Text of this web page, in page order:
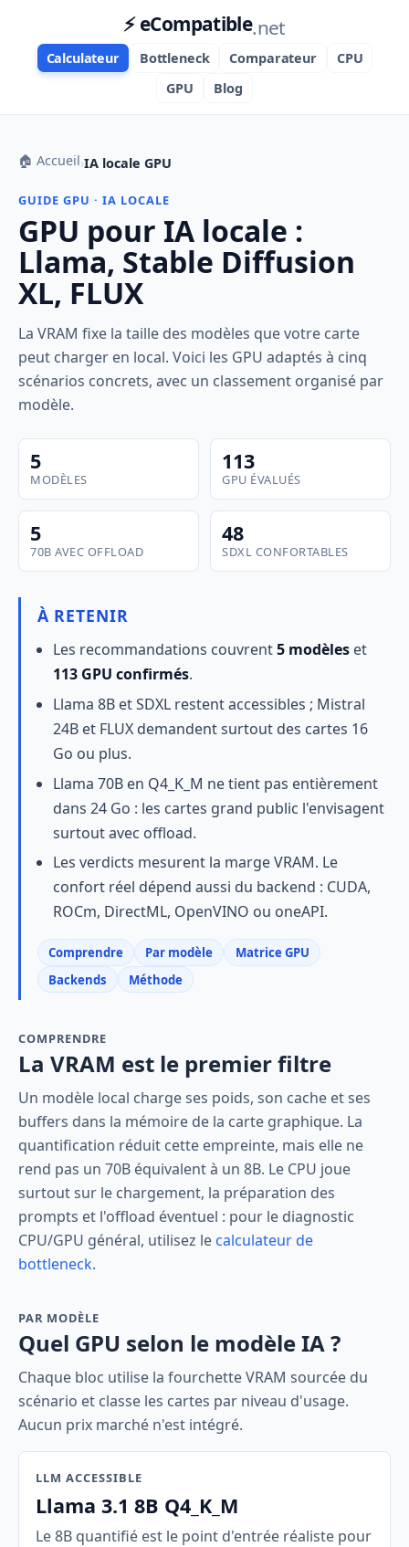
⚡ eCompatible.net
Calculateur Bottleneck Comparateur
CPU
GPU
Blog
🏠 Accueil›IA locale GPU
GUIDE GPU · IA LOCALE
GPU pour IA locale :
Llama, Stable Diffusion
XL, FLUX
La VRAM fixe la taille des modèles que votre carte
peut charger en local. Voici les GPU adaptés à cinq
scénarios concrets, avec un classement organisé par
modèle.
5
MODÈLES
113
GPU ÉVALUÉS
5
70B AVEC OFFLOAD
48
SDXL CONFORTABLES
À RETENIR
Les recommandations couvrent5 modèles et
113 GPU confirmés.
Llama 8B et SDXL restent accessibles ; Mistral
24B et FLUX demandent surtout des cartes 16
Go ou plus.
Llama 70B en Q4_K_M ne tient pas entièrement
dans 24 Go : les cartes grand public l'envisagent
surtout avec offload.
Les verdicts mesurent la marge VRAM. Le
confort réel dépend aussi du backend : CUDA,
ROCm, DirectML, OpenVINO ou oneAPI.
Comprendre Par modèle
Matrice GPU
Backends
Méthode
COMPRENDRE
La VRAM est le premier filtre
Un modèle local charge ses poids, son cache et ses
buffers dans la mémoire de la carte graphique. La
quantification réduit cette empreinte, mais elle ne
rend pas un 70B équivalent à un 8B. Le CPU joue
surtout sur le chargement, la préparation des
prompts et l'offload éventuel : pour le diagnostic
CPU/GPU général, utilisez le calculateur de
bottleneck.
PAR MODÈLE
Quel GPU selon le modèle IA ?
Chaque bloc utilise la fourchette VRAM sourcée du
scénario et classe les cartes par niveau d'usage.
Aucun prix marché n'est intégré.
LLM ACCESSIBLE
Llama 3.1 8B Q4_K_M
Le 8B quantifié est le point d'entrée réaliste pour